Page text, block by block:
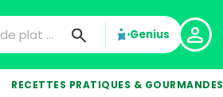
Genius
RECETTES PRATIQUES & GOURMANDES